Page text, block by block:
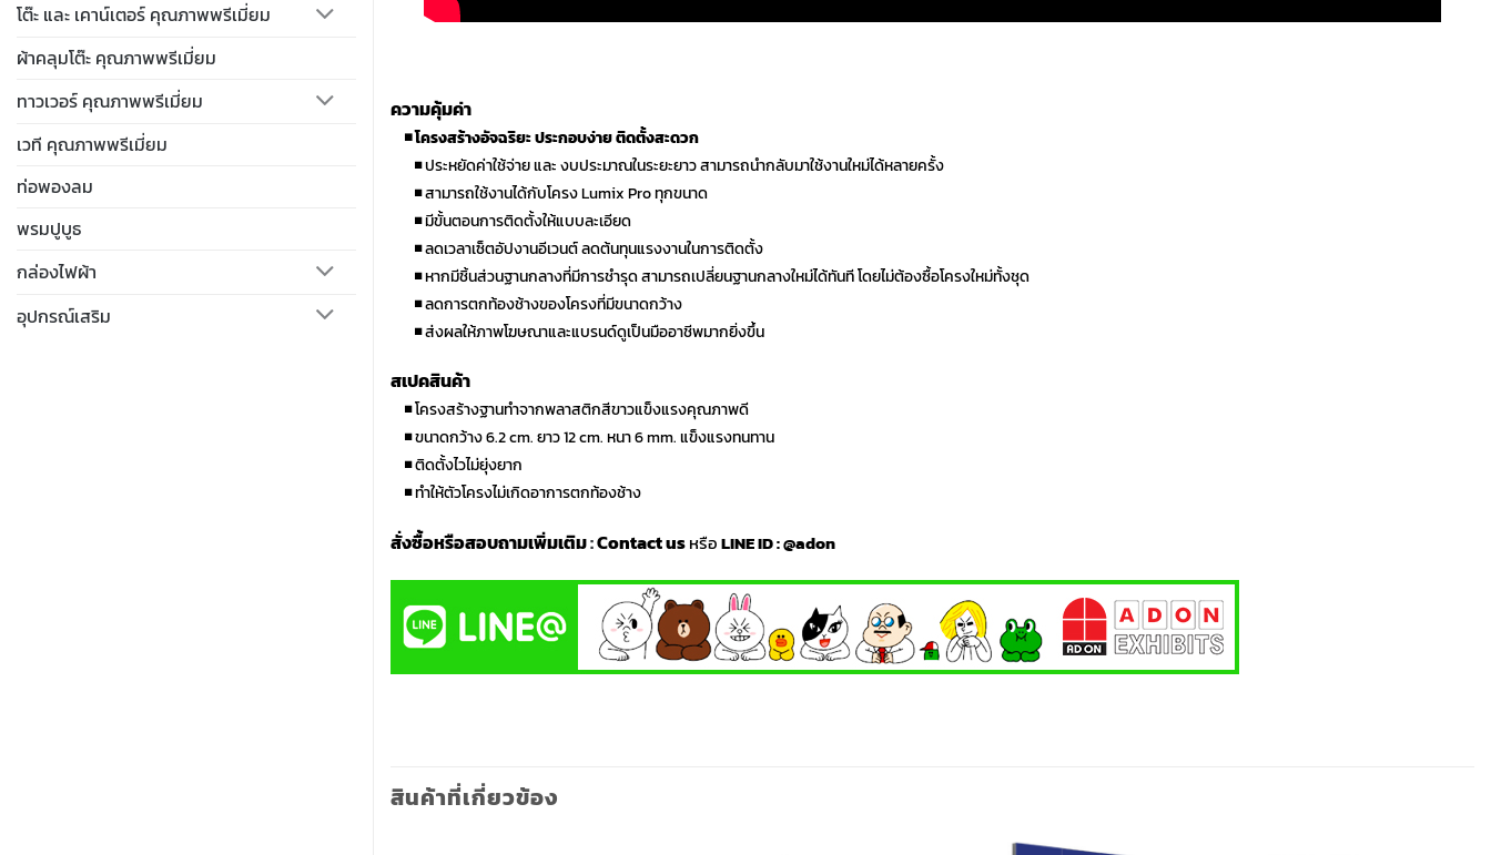
โต๊ะ และ เคาน์เตอร์ คุณภาพพรีเมี่ยม
ผ้าคลุมโต๊ะ คุณภาพพรีเมี่ยม
ทาวเวอร์ คุณภาพพรีเมี่ยม
เวที คุณภาพพรีเมี่ยม
ท่อพองลม
พรมปูบูธ
กล่องไฟผ้า
อุปกรณ์เสริม
ความคุ้มค่า
◾โครงสร้างอัจฉริยะ ประกอบง่าย ติดตั้งสะดวก
◾ประหยัดค่าใช้จ่าย และ งบประมาณในระยะยาว สามารถนำกลับมาใช้งานใหม่ได้หลายครั้ง
◾สามารถใช้งานได้กับโครง Lumix Pro ทุกขนาด
◾มีขั้นตอนการติดตั้งให้แบบละเอียด
◾ลดเวลาเซ็ตอัปงานอีเวนต์ ลดต้นทุนแรงงานในการติดตั้ง
◾หากมีชิ้นส่วนฐานกลางที่มีการชำรุด สามารถเปลี่ยนฐานกลางใหม่ได้ทันที โดยไม่ต้องซื้อโครงใหม่ทั้งชุด
◾ลดการตกท้องช้างของโครงที่มีขนาดกว้าง
◾ส่งผลให้ภาพโฆษณาและแบรนด์ดูเป็นมืออาชีพมากยิ่งขึ้น
สเปคสินค้า
◾โครงสร้างฐานทำจากพลาสติกสีขาวแข็งแรงคุณภาพดี
◾ขนาดกว้าง 6.2 cm. ยาว 12 cm. หนา 6 mm. แข็งแรงทนทาน
◾ติดตั้งไวไม่ยุ่งยาก
◾ทำให้ตัวโครงไม่เกิดอาการตกท้องช้าง
สั่งซื้อหรือสอบถามเพิ่มเติม:Contact usหรือLINE ID :@adon
สินค้าที่เกี่ยวข้อง